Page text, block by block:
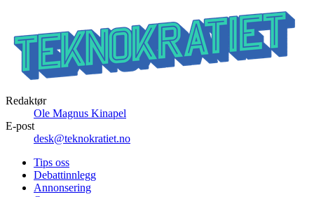
Redaktør
Ole Magnus Kinapel
E-post
desk@teknokratiet.no
Tips oss
Debattinnlegg
Annonsering